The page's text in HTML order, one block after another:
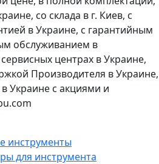
со склада в г. Киев, с
в Украине, с гарантийным
обслуживанием в
центрах в Украине,
Производителя в Украине,
Украине с акциями и
инструменты
для инструмента